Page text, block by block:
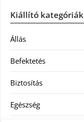
Kiállító kategóriák
Állás
Befektetés
Biztosítás
Egészség